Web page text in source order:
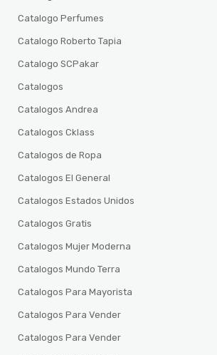
Catalogo Perfumes
Catalogo Roberto Tapia
Catalogo SCPakar
Catalogos
Catalogos Andrea
Catalogos Cklass
Catalogos de Ropa
Catalogos El General
Catalogos Estados Unidos
Catalogos Gratis
Catalogos Mujer Moderna
Catalogos Mundo Terra
Catalogos Para Mayorista
Catalogos Para Vender
Catalogos Para Vender